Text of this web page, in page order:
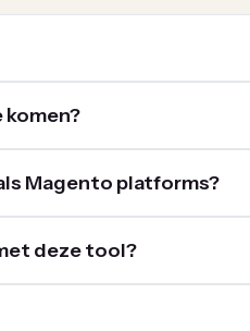
komen?
Magento platforms?
deze tool?